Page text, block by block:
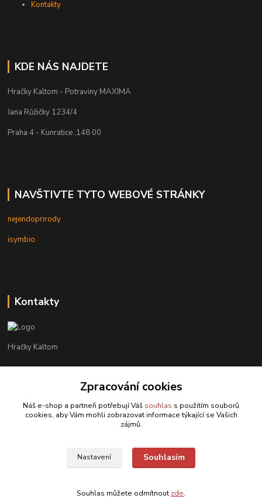
Kontakty
KDE NÁS NAJDETE
Hračky Kaltom - Potraviny MAXIMA
Jana Růžičky 1234/4
Praha 4 - Kunratice ,148 00
NAVŠTIVTE TYTO WEBOVÉ STRÁNKY
nejendoprirody
isymbio
Kontakty
Hračky Kaltom
+420 777 538 008
hrackykaltom@gmail.com
Zpracování cookies
Náš e-shop a partneři potřebují Váš souhlas s použitím souborů
cookies, aby Vám mohli zobrazovat informace týkající se Vašich
zájmů.
Nastavení Souhlasím
Souhlas můžete odmítnout zde.